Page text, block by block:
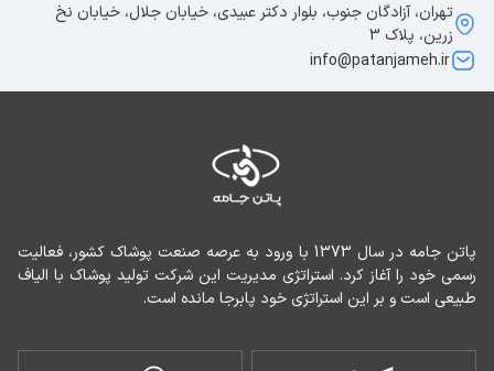
طبیعی است و بر این استراتژی خود پابرجا مانده است.
تهران، آزادگان جنوب، بلوار دکتر عبیدی، خیابان جلال، خیابان نخ
زرین، پلاک 3
info@patanjameh.ir